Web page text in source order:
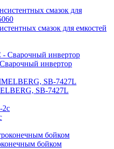
смазок для емкостей
инвертор
SB-7427L
бойком